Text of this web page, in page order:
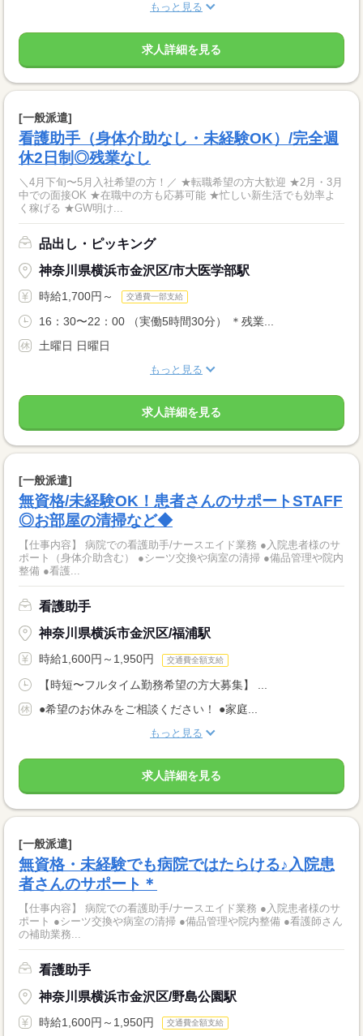
もっと見る
求人詳細を見る
[一般派遣]
看護助手（身体介助なし・未経験OK）/完全週
休2日制◎残業なし
＼4月下旬〜5月入社希望の方！／ ★転職希望の方大歓迎 ★2月・3月
中での面接OK ★在職中の方も応募可能 ★忙しい新生活でも効率よ
く稼げる ★GW明け...
品出し・ピッキング
神奈川県横浜市金沢区/市大医学部駅
時給1,700円～ 交通費一部支給
16：30〜22：00 （実働5時間30分） ＊残業...
土曜日 日曜日
もっと見る
求人詳細を見る
[一般派遣]
無資格/未経験OK！患者さんのサポートSTAFF
◎お部屋の清掃など◆
【仕事内容】 病院での看護助手/ナースエイド業務 ●入院患者様のサ
ポート（身体介助含む） ●シーツ交換や病室の清掃 ●備品管理や院内
整備 ●看護...
看護助手
神奈川県横浜市金沢区/福浦駅
時給1,600円～1,950円 交通費全額支給
【時短〜フルタイム勤務希望の方大募集】 ...
●希望のお休みをご相談ください！ ●家庭...
もっと見る
求人詳細を見る
[一般派遣]
無資格・未経験でも病院ではたらける♪入院患
者さんのサポート＊
【仕事内容】 病院での看護助手/ナースエイド業務 ●入院患者様のサ
ポート ●シーツ交換や病室の清掃 ●備品管理や院内整備 ●看護師さん
の補助業務...
看護助手
神奈川県横浜市金沢区/野島公園駅
時給1,600円～1,950円 交通費全額支給